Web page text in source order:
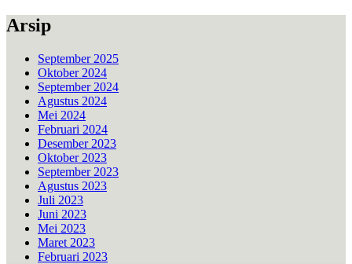
Arsip
September 2025
Oktober 2024
September 2024
Agustus 2024
Mei 2024
Februari 2024
Desember 2023
Oktober 2023
September 2023
Agustus 2023
Juli 2023
Juni 2023
Mei 2023
Maret 2023
Februari 2023